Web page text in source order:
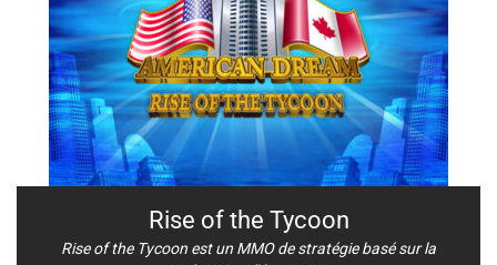
Rise of the Tycoon
Rise of the Tycoon est un MMO de stratégie basé sur la